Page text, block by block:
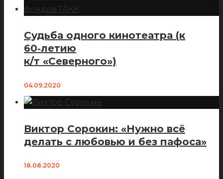
Судьба одного кинотеатра (к
60‑летию
к/т «Северного»)
04.09.2020
Виктор Сорокин: «Нужно всё
делать с любовью и без пафоса»
18.08.2020